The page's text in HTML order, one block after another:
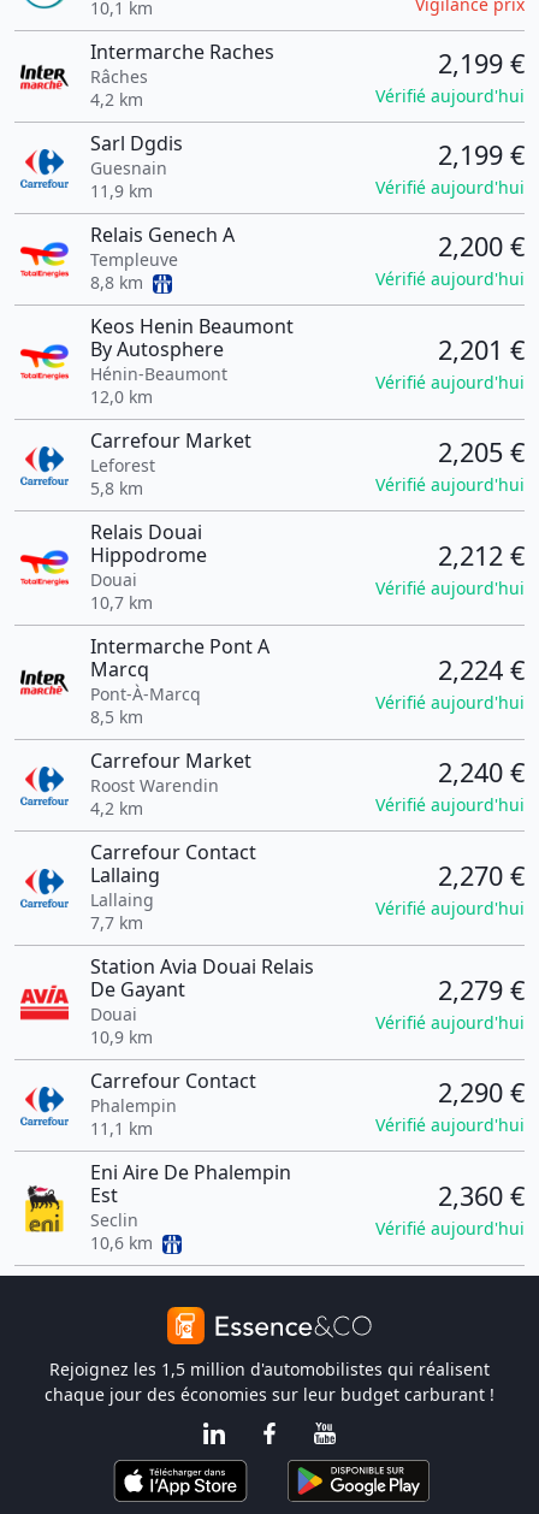
10,1 km
Intermarche Raches
Râches
4,2 km
2,199 €
Vérifié aujourd'hui
Sarl Dgdis
Guesnain
11,9 km
2,199 €
Vérifié aujourd'hui
Relais Genech A
Templeuve
8,8 km
2,200 €
Vérifié aujourd'hui
Keos Henin Beaumont
By Autosphere
Hénin-Beaumont
12,0 km
2,201 €
Vérifié aujourd'hui
Carrefour Market
Leforest
5,8 km
2,205 €
Vérifié aujourd'hui
Relais Douai
Hippodrome
Douai
10,7 km
2,212 €
Vérifié aujourd'hui
Intermarche Pont A
Marcq
Pont-À-Marcq
8,5 km
2,224 €
Vérifié aujourd'hui
Carrefour Market
Roost Warendin
4,2 km
2,240 €
Vérifié aujourd'hui
Carrefour Contact
Lallaing
Lallaing
7,7 km
2,270 €
Vérifié aujourd'hui
Station Avia Douai Relais
De Gayant
Douai
10,9 km
2,279 €
Vérifié aujourd'hui
Carrefour Contact
Phalempin
11,1 km
2,290 €
Vérifié aujourd'hui
Eni Aire De Phalempin
Est
Seclin
10,6 km
2,360 €
Vérifié aujourd'hui
Rejoignez les 1,5 million d'automobilistes qui réalisent
chaque jour des économies sur leur budget carburant !